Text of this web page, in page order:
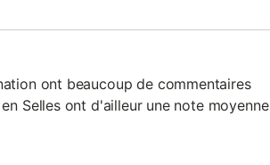
ont beaucoup de commentaires
Selles ont d'ailleur une note moyenne